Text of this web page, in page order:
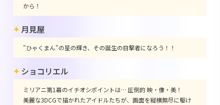
から！
月見屋
"ひゃくまん"の星の輝き、その誕生の目撃者になろう！！
ショコリエル
ミリアニ第1幕のイチオシポイントは… 圧倒的 映・像・美！
美麗な3DCGで描かれたアイドルたちが、画面を縦横無尽に駆け